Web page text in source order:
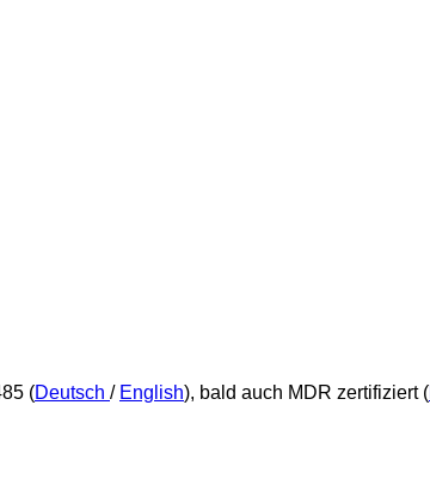
(Deutsch / English), bald auch MDR zertifiziert (